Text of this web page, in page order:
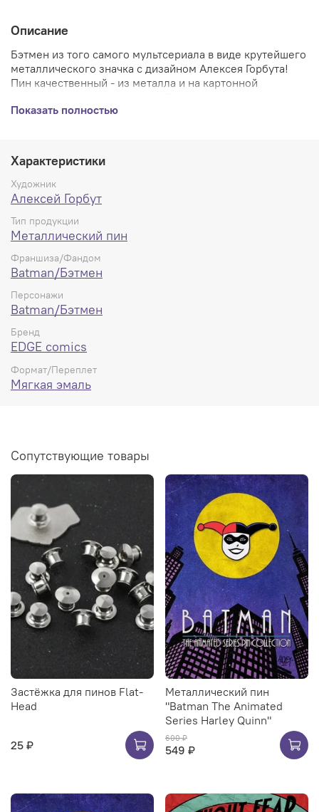
Описание
Бэтмен из того самого мультсериала в виде крутейшего
металлического значка с дизайном Алексея Горбута!
Пин качественный - из металла и на картонной
металлическими.
Показать полностью
Характеристики
Художник
Алексей Горбут
Тип продукции
Металлический пин
Франшиза/Фандом
Batman/Бэтмен
Персонажи
Batman/Бэтмен
Бренд
EDGE comics
Формат/Переплет
Мягкая эмаль
Сопутствующие товары
Застёжка для пинов Flat-
Head
25 ₽
Металлический пин
"Batman The Animated
Series Harley Quinn"
600 ₽
549 ₽